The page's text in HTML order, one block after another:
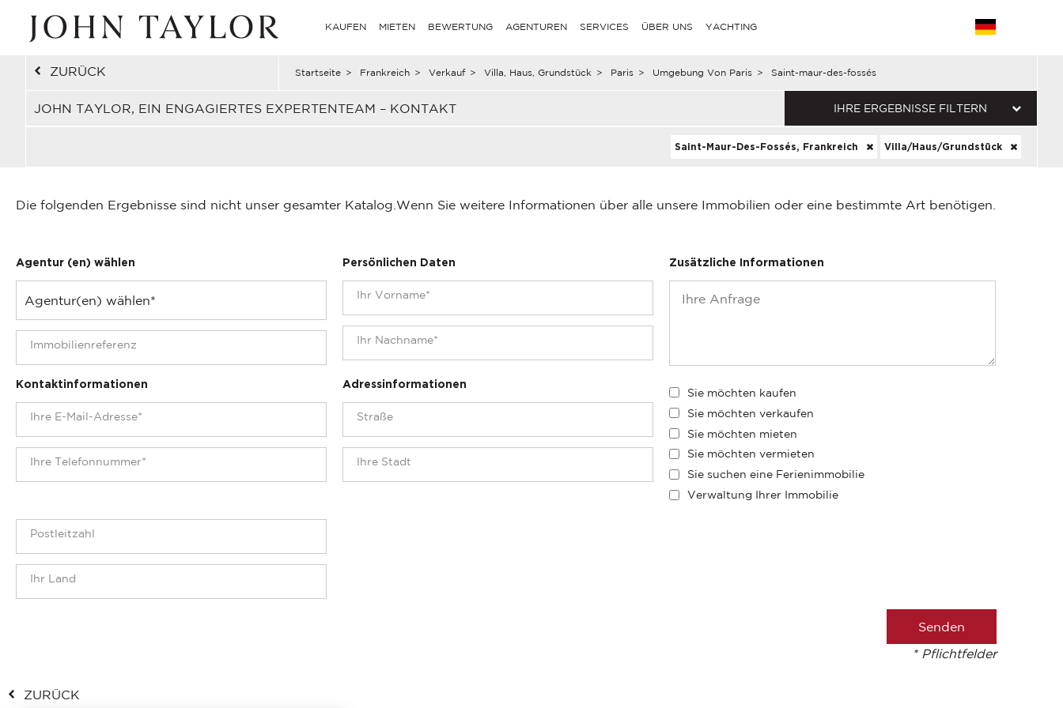
KAUFEN MIETEN BEWERTUNG AGENTUREN SERVICES ÜBER UNS YACHTING
ZURÜCK Startseite > Frankreich > Verkauf > Villa, Haus, Grundstück > Paris > Umgebung Von Paris > Saint-maur-des-fossés
JOHN TAYLOR, EIN ENGAGIERTES EXPERTENTEAM – KONTAKT IHRE ERGEBNISSE FILTERN
Saint-Maur-Des-Fossés, Frankreich Villa/Haus/Grundstück
Die folgenden Ergebnisse sind nicht unser gesamter Katalog. Wenn Sie weitere Informationen über alle unsere Immobilien oder eine bestimmte Art benötigen.
Agentur (en) wählen Persönlichen Daten
Kontaktinformationen Adressinformationen
Zusätzliche Informationen
Sie möchten kaufen
Sie möchten verkaufen
Sie möchten mieten
Sie möchten vermieten
Sie suchen eine Ferienimmobilie
Verwaltung Ihrer Immobilie
* Pflichtfelder
ZURÜCK